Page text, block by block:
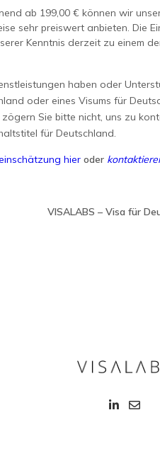
ab 199,00 € können wir
sehr preiswert anbieten. Die
Kenntnis derzeit zu einem
haben oder
oder eines Visums für
Sie bitte nicht, uns zu
für Deutschland.
hier oder
VISALABS – Visa für